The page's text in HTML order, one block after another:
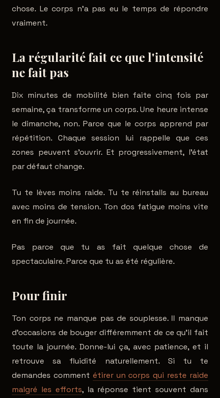
chose. Le corps n'a pas eu le temps de répondre
vraiment.
La régularité fait ce que l'intensité
ne fait pas
Dix minutes de mobilité bien faite cinq fois par
semaine, ça transforme un corps. Une heure intense
le dimanche, non. Parce que le corps apprend par
répétition. Chaque session lui rappelle que ces
zones peuvent s'ouvrir. Et progressivement, l'état
par défaut change.
Tu te lèves moins raide. Tu te réinstalls au bureau
avec moins de tension. Ton dos fatigue moins vite
en fin de journée.
Pas parce que tu as fait quelque chose de
spectaculaire. Parce que tu as été régulière.
Pour finir
Ton corps ne manque pas de souplesse. Il manque
d'occasions de bouger différemment de ce qu'il fait
toute la journée. Donne-lui ça, avec patience, et il
retrouve sa fluidité naturellement. Si tu te
demandes comment étirer un corps qui reste raide
malgré les efforts, la réponse tient souvent dans